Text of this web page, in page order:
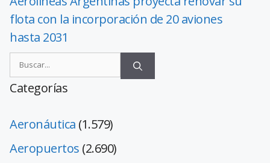
flota con la incorporación de 20 aviones
hasta 2031
Categorías
Aeronáutica (1.579)
Aeropuertos (2.690)